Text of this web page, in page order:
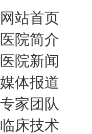
网站首页
医院简介
医院新闻
媒体报道
专家团队
临床技术